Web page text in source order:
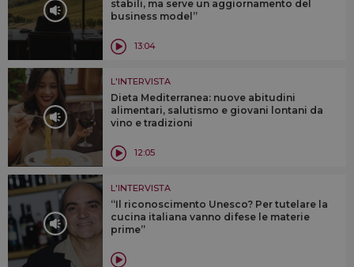
stabili, ma serve un aggiornamento del
business model”
13:04
L'INTERVISTA
Dieta Mediterranea: nuove abitudini
alimentari, salutismo e giovani lontani da
vino e tradizioni
12:05
L'INTERVISTA
“Il riconoscimento Unesco? Per tutelare la
cucina italiana vanno difese le materie
prime”